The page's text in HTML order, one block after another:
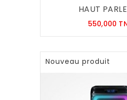
HAUT
550,000
Nouveau produit